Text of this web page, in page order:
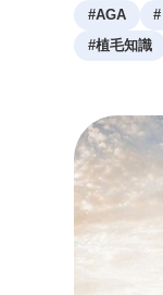
#AGA #
#植毛知識